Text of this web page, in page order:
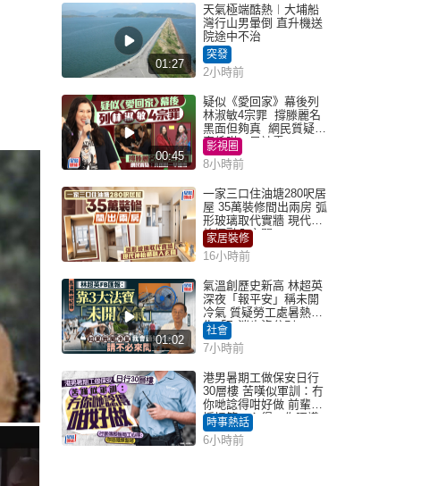
01:27
天氣極端酷熱︱大埔船
灣行山男暈倒 直升機送
院途中不治
突發
2小時前
00:45
疑似《愛回家》幕後列
林淑敏4宗罪 撐滕麗名
黑面但夠真 網民質疑：
真係咁一早被雪
影視圈
8小時前
一家三口住油塘280呎居
屋 35萬裝修間出兩房 弧
形玻璃取代實牆 現代神
枱櫃融入玄關
家居裝修
16小時前
01:02
氣溫創歷史新高 林超英
深夜「報平安」稱未開
冷氣 質疑勞工處暑熱警
告「取消也沒分別」
社會
7小時前
港男暑期工做保安日行
30層樓 苦嘆似軍訓：冇
你哋諗得咁好做 前輩傳
授搵筍工心得：你唔識
揀盤啫｜Juicy叮
時事熱話
6小時前